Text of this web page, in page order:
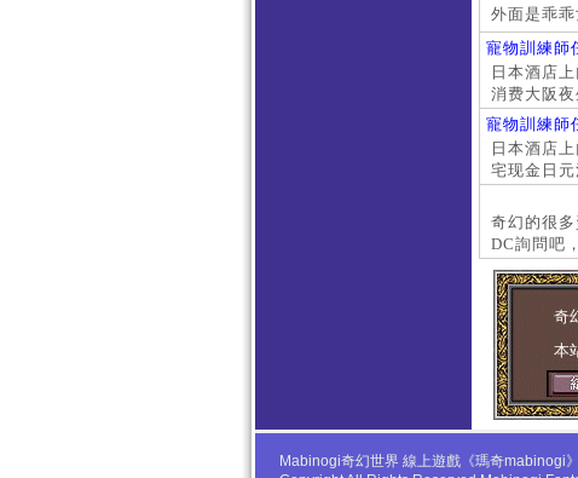
外面是乖
寵物訓練師
日本酒店
消费大阪
京上门服
本萝莉 #大
寵物訓練師
日本酒店
宅现金日
大阪外约 #
#日本女孩
奇幻的很
DC詢問吧
奇
本
Mabinogi奇幻世界 線上遊戲《瑪奇mabinogi